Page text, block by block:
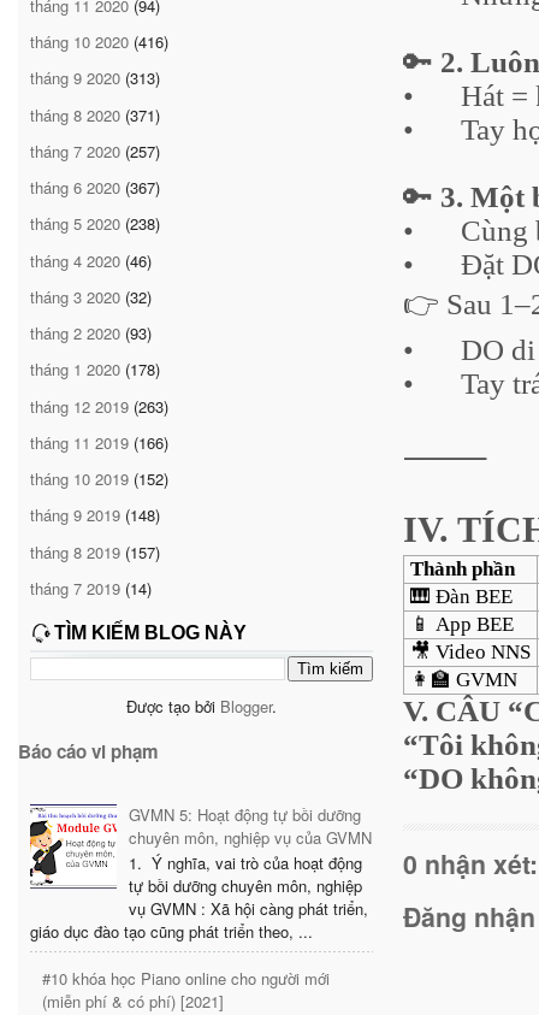
tháng 11 2020 (94)
tháng 10 2020 (416)
tháng 9 2020 (313)
tháng 8 2020 (371)
tháng 7 2020 (257)
tháng 6 2020 (367)
tháng 5 2020 (238)
tháng 4 2020 (46)
tháng 3 2020 (32)
tháng 2 2020 (93)
tháng 1 2020 (178)
tháng 12 2019 (263)
tháng 11 2019 (166)
tháng 10 2019 (152)
tháng 9 2019 (148)
tháng 8 2019 (157)
tháng 7 2019 (14)
TÌM KIẾM BLOG NÀY
Được tạo bởi Blogger.
Báo cáo vi phạm
GVMN 5: Hoạt động tự bồi dưỡng
chuyên môn, nghiệp vụ của GVMN
1. Ý nghĩa, vai trò của hoạt động
tự bồi dưỡng chuyên môn, nghiệp
vụ GVMN : Xã hội càng phát triển,
giáo dục đào tạo cũng phát triển theo, ...
#10 khóa học Piano online cho người mới
(miễn phí & có phí) [2021]
🔑 2.
•
Hát =
•
Tay
🔑 3. Một
•
Cùng
•
Đặt
👉 Sau
•
DO
•
Tay
⸻
IV.
Thành phần
🎹 Đàn BEE
📱 App BEE
🎥 Video NNS
👩‍🏫 GVMN
V. CÂU
“Tôi
“DO
0 nhận xét:
Đăng